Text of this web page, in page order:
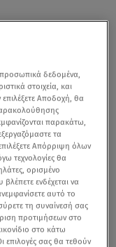
δεδομένα,
στοιχεία, και
Αποδοχή, θα
παρακάτω,
τα
Απόρριψη όλων
τεχνολογίες θα
ορισμένο
ενδέχεται να
αυτό το
τη συναίνεσή σας
προτιμήσεων στο
στο κάτω
επιλογές σας θα τεθούν